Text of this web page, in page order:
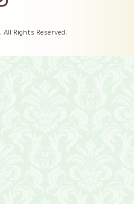
. All Rights Reserved.